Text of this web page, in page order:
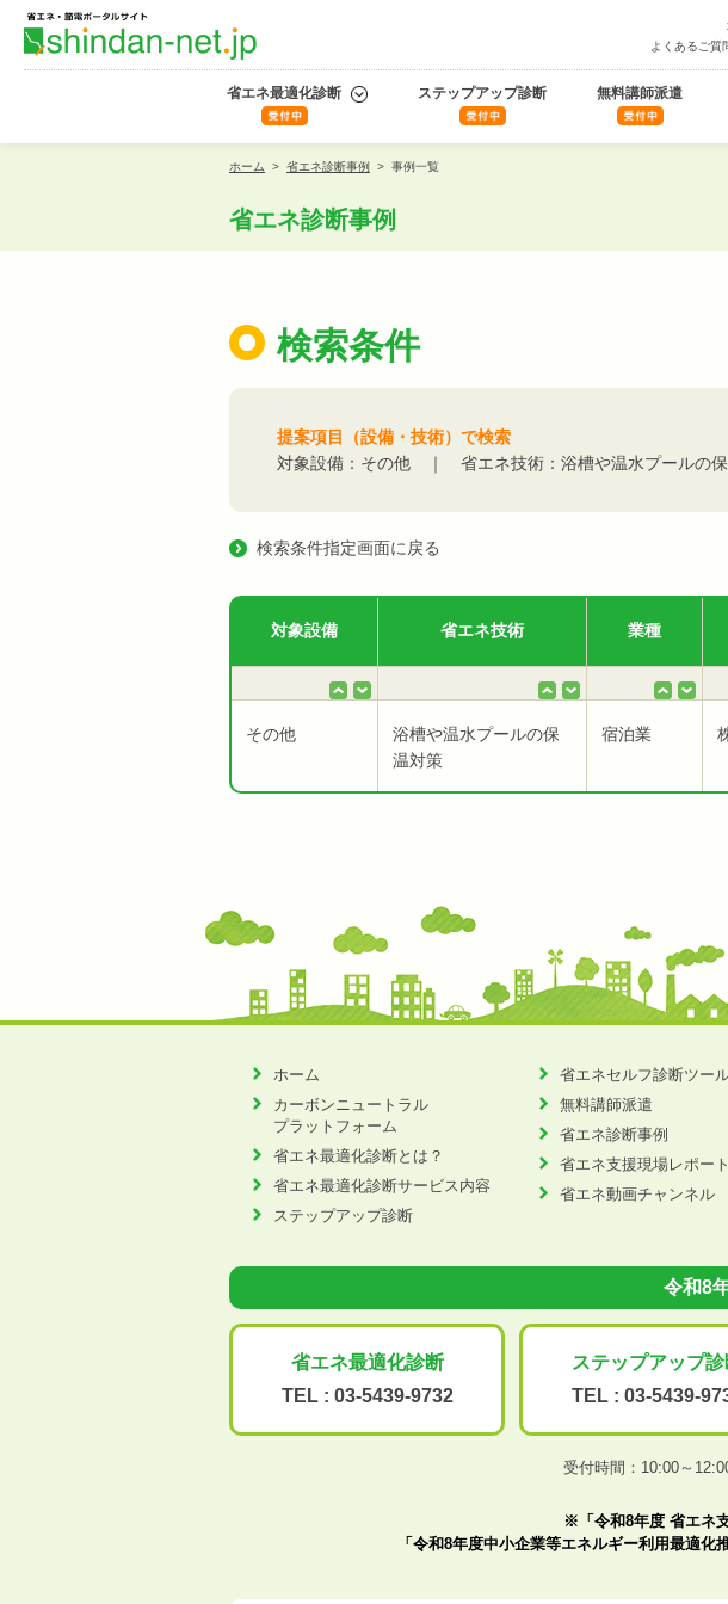
よくあるご質
省エネ最適化診断 ステップアップ診断 無料講師派遣
ホーム > 省エネ診断事例 > 事例一覧
省エネ診断事例
検索条件
提案項目（設備・技術）で検索
対象設備：その他 ｜ 省エネ技術：浴槽や温水プールの
検索条件指定画面に戻る
対象設備 省エネ技術 業種
その他
浴槽や温水プールの保
温対策
宿泊業
ホーム
カーボンニュートラル
プラットフォーム
省エネ最適化診断とは？
省エネ最適化診断サービス内容
ステップアップ診断
省エネセルフ診断ツー
無料講師派遣
省エネ診断事例
省エネ支援現場レポート
省エネ動画チャンネル
令和8
省エネ最適化診断
TEL : 03-5439-9732
ステップアップ診
TEL : 03-5439-
受付時間：10:00～12:00
※「令和8年度 省エネ
「令和8年度中小企業等エネルギー利用最適化